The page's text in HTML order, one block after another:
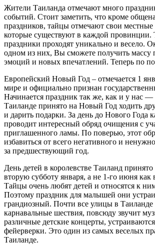
Жители Таиланда отмечают много
событий. Стоит заметить, что кроме
праздников, тайцы отмечают свои местные
которые существуют в каждой провинции.
праздники проходят уникально и весело.
одном из них, Вы сможете получить массу
эмоций и новых впечатлений. Теперь по
Европейский Новый Год – отмечается 1
мире и официально признан
Начинается праздник так же, как и у нас
Таиланде принято на Новый Год ходить
и дарить подарки. За день до Нового Года
проводит интересный обряд очищения с
приглашенного ламы. По поверью, этот
избавиться от всего негативного и
за предшествующий год.
День детей в королевстве Таиланд принято
вторую субботу января, а не 1-го июня как
Тайцы очень любят детей и относятся к
Поэтому праздник для малышей они
грандиозный. Почти все улицы в Таиланде
карнавальные шествия, повсюду звучит
различные детские концерты,
фейерверки. Это один из самых веселых
Таиланде.